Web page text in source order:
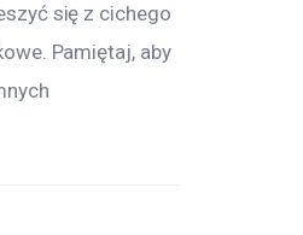
się z cichego
Pamiętaj, aby